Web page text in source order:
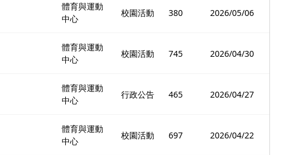
體育與運動
中心
校園活動 380 2026/05/06
體育與運動
中心
校園活動 745 2026/04/30
體育與運動
中心
行政公告 465 2026/04/27
體育與運動
中心
校園活動 697 2026/04/22